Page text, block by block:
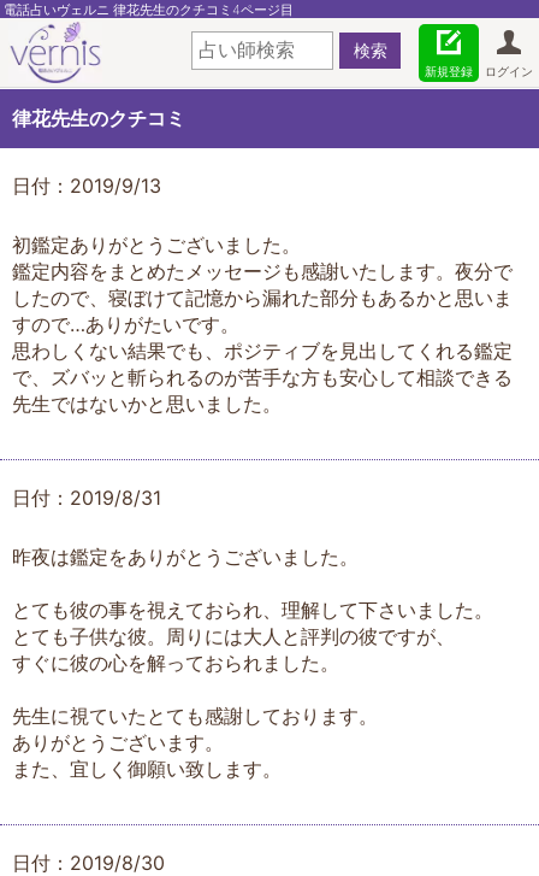
電話占いヴェルニ 律花先生のクチコミ4ページ目
ログイン
新規登録
律花先生のクチコミ
日付：2019/9/13
初鑑定ありがとうございました。
鑑定内容をまとめたメッセージも感謝いたします。夜分で
したので、寝ぼけて記憶から漏れた部分もあるかと思いま
すので…ありがたいです。
思わしくない結果でも、ポジティブを見出してくれる鑑定
で、ズバッと斬られるのが苦手な方も安心して相談できる
先生ではないかと思いました。
日付：2019/8/31
昨夜は鑑定をありがとうございました。
とても彼の事を視えておられ、理解して下さいました。
とても子供な彼。周りには大人と評判の彼ですが、
すぐに彼の心を解っておられました。
先生に視ていたとても感謝しております。
ありがとうございます。
また、宜しく御願い致します。
日付：2019/8/30